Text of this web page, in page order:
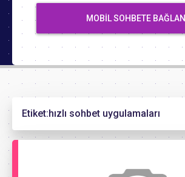
MOBIL SOHBETE BAĞLAN
Etiket:hızlı sohbet uygulamaları